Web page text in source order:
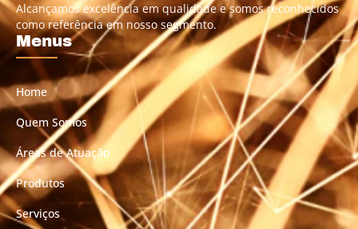
Alcançamos excelência em qualidade e somos reconhecidos
como referência em nosso segmento.
Menus
Home
Quem Somos
Áreas de Atuação
Produtos
Serviços